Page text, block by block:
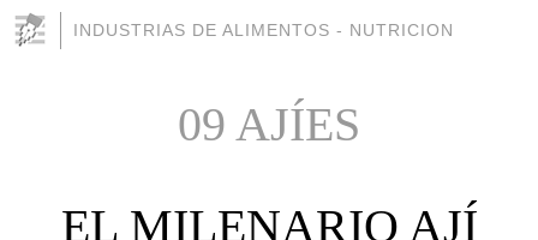
INDUSTRIAS DE ALIMENTOS - NUTRICION
09 AJÍES
EL MILENARIO AJÍ